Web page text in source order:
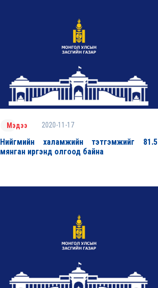
Мэдээ 2020-11-17
Нийгмийн халамжийн тэтгэмжийг 81.5
мянган иргэнд олгоод байна